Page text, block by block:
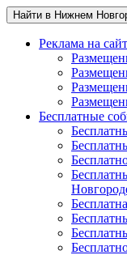
Найти в Нижнем
Реклама на
Бесплатные